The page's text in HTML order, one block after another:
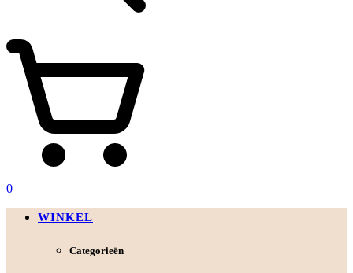
0
WINKEL
Categorieën